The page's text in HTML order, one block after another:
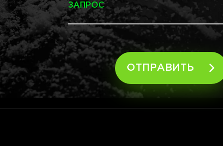
ЗАПРОС
ОТПРАВИТЬ